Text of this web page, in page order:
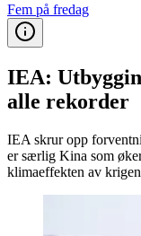
Fem på fredag
IEA:
alle rekorder
IEA skrur opp
er særlig Kina som
klimaeffekten av